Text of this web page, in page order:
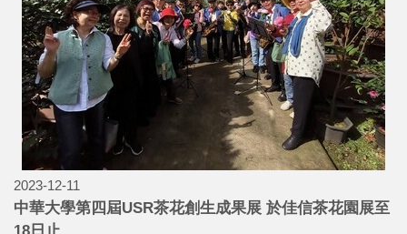
2023-12-11
中華大學第四屆USR茶花創生成果展 於佳信茶花園展至